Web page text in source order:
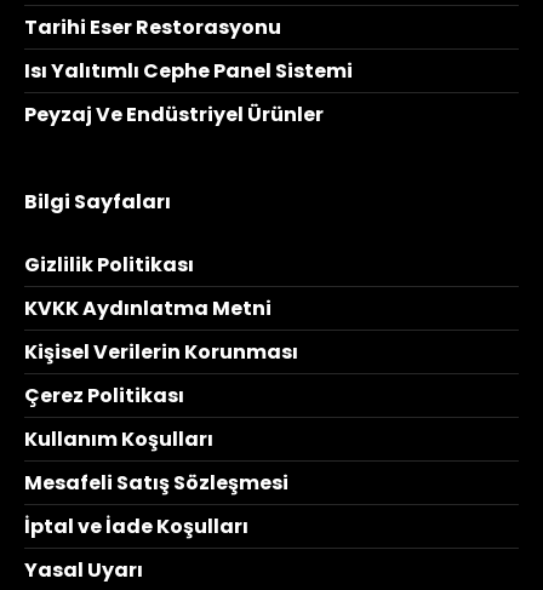
Tarihi Eser Restorasyonu
Isı Yalıtımlı Cephe Panel Sistemi
Peyzaj Ve Endüstriyel Ürünler
Bilgi Sayfaları
Gizlilik Politikası
KVKK Aydınlatma Metni
Kişisel Verilerin Korunması
Çerez Politikası
Kullanım Koşulları
Mesafeli Satış Sözleşmesi
İptal ve İade Koşulları
Yasal Uyarı